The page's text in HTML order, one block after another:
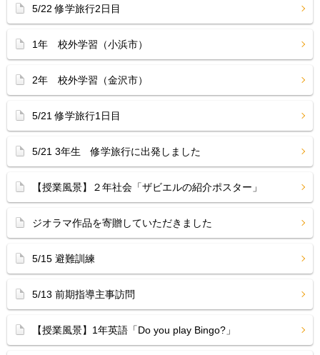
5/22 修学旅行2日目
1年 校外学習（小浜市）
2年 校外学習（金沢市）
5/21 修学旅行1日目
5/21 3年生 修学旅行に出発しました
【授業風景】２年社会「ザビエルの紹介ポスター」
ジオラマ作品を寄贈していただきました
5/15 避難訓練
5/13 前期指導主事訪問
【授業風景】1年英語「Do you play Bingo?」